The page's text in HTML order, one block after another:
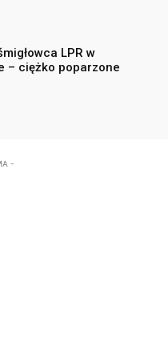
LPR w
– ciężko poparzone
-